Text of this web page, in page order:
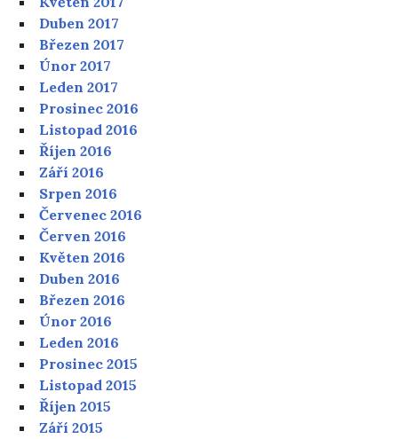
Duben 2017
Březen 2017
Únor 2017
Leden 2017
Prosinec 2016
Listopad 2016
Říjen 2016
Září 2016
Srpen 2016
Červenec 2016
Červen 2016
Květen 2016
Duben 2016
Březen 2016
Únor 2016
Leden 2016
Prosinec 2015
Listopad 2015
Říjen 2015
Září 2015